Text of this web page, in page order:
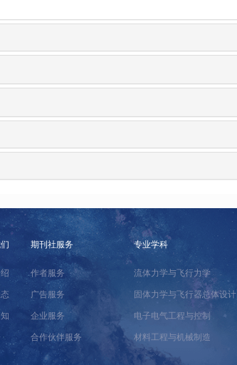
期刊社服务
作者服务
广告服务
企业服务
合作伙伴服务
专业学科
流体力学与飞行力学
固体力学与飞行器总体设计
电子电气工程与控制
材料工程与机械制造